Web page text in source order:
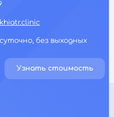
без выходных
Узнать стоимость